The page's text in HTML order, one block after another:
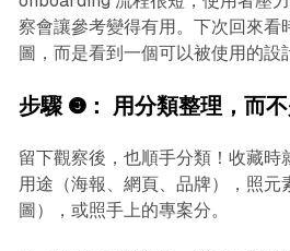
察會讓參考變得有用。下次回來看
圖，而是看到一個可以被使用的設
步驟 ❸： 用分類整理，而
留下觀察後，也順手分類！收藏時
用途（海報、網頁、品牌），照元
圖），或照手上的專案分。